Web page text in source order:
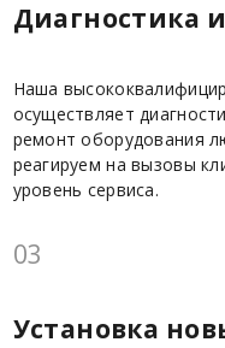
Диагностика
Наша
осуществляет
ремонт оборудования
реагируем на вызовы
уровень сервиса.
03
Установка